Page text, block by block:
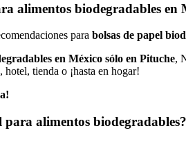
alimentos biodegradables en
para bolsas de papel
en México sólo en Pituche,
tienda o ¡hasta en hogar!
para alimentos biodegradables?